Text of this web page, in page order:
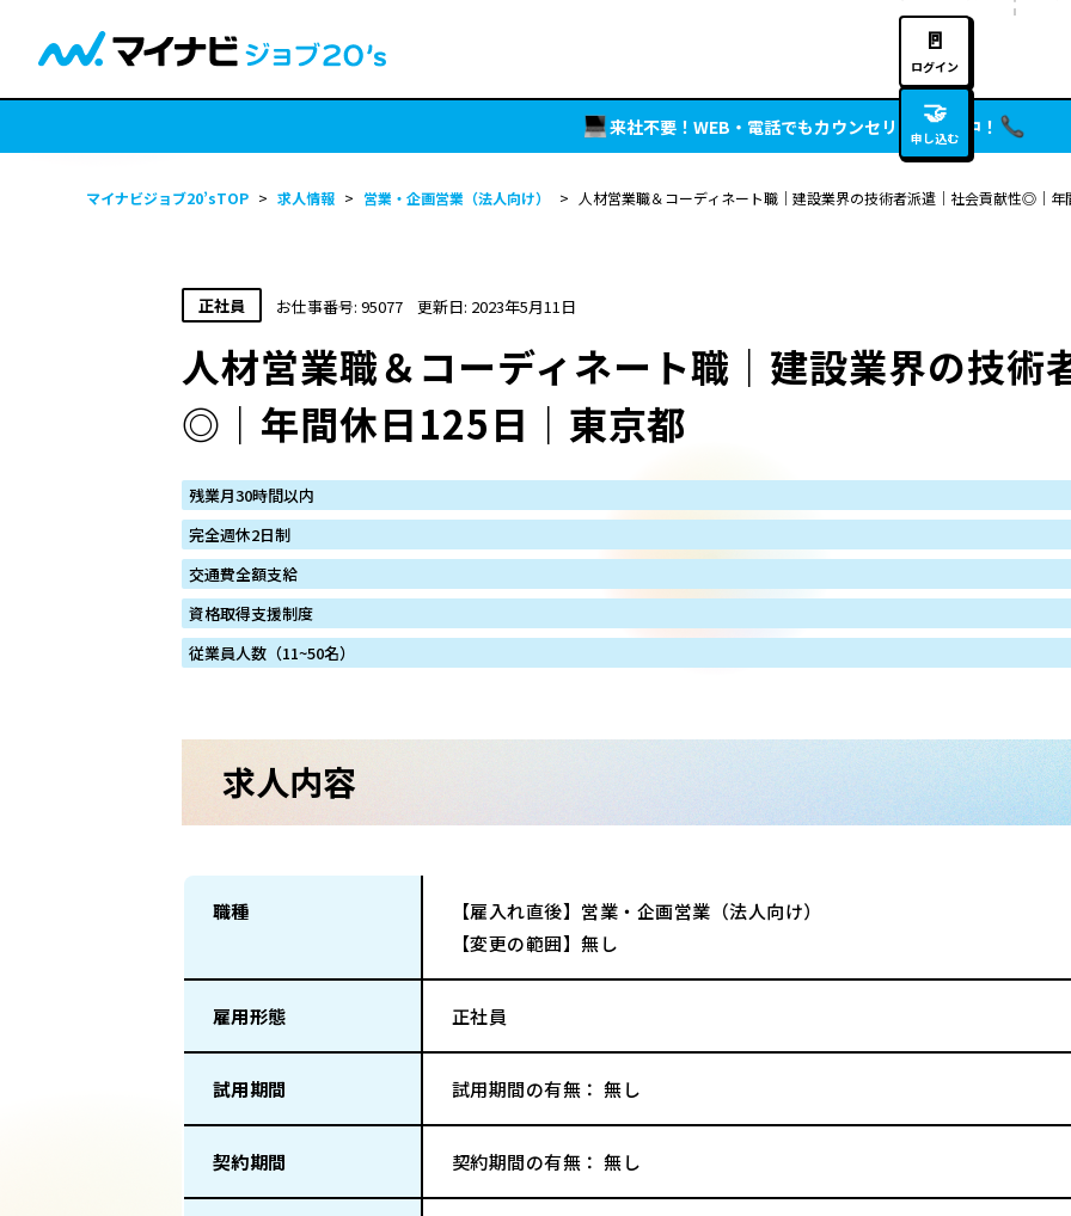
🚪
ログイン
🤝
申し込む
来社不要！WEB・電話でもカウンセリング実施中！
マイナビジョブ20’sTOP > 求人情報 > 営業・企画営業（法人向け） > 人材営業職＆コーディネート職｜建設業界の技術者派遣｜社会貢献性◎｜年
正社員 お仕事番号: 95077 更新日: 2023年5月11日
人材営業職＆コーディネート職｜建設業界の技術
◎｜年間休日125日｜東京都
残業月30時間以内
完全週休2日制
交通費全額支給
資格取得支援制度
従業員人数（11~50名）
求人内容
職種
【雇入れ直後】営業・企画営業（法人向け）
【変更の範囲】無し
雇用形態 正社員
試用期間 試用期間の有無： 無し
契約期間 契約期間の有無： 無し